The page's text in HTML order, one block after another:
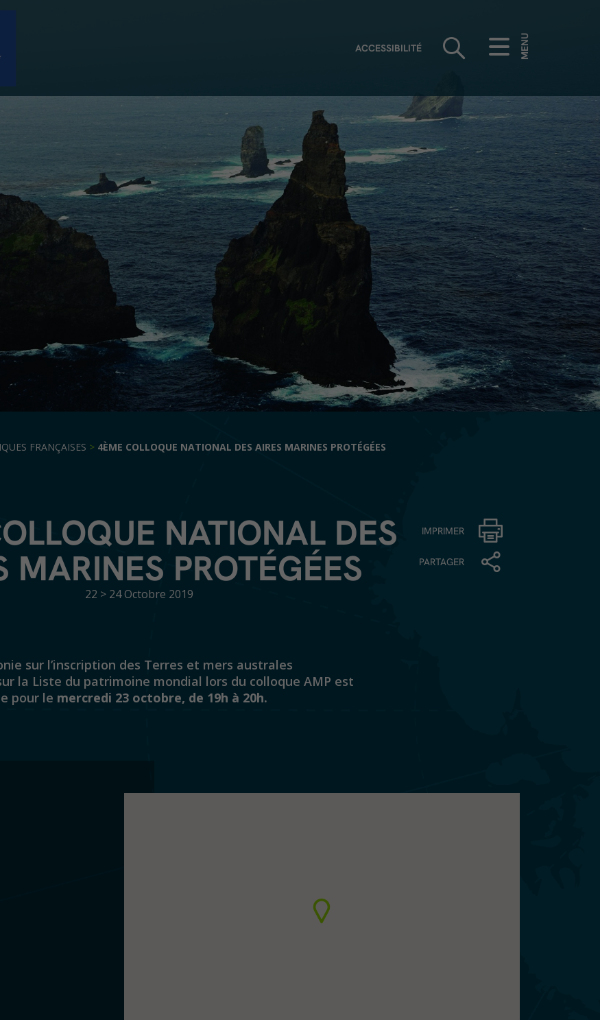
ACCESSIBILITÉ MENU
FRANÇAISES > 4ÈME COLLOQUE NATIONAL DES AIRES MARINES PROTÉGÉES
NATIONAL DES
MARINES PROTÉGÉES
22 > 24 Octobre 2019
IMPRIMER
PARTAGER
sur l’inscription des Terres et mers australes
la Liste du patrimoine mondial lors du colloque AMP est
pour le mercredi 23 octobre, de 19h à 20h.